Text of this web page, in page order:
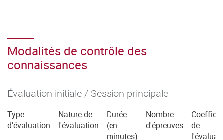
Modalités de contrôle des
connaissances
Évaluation initiale / Session principale
Type
d'évaluation
Nature de
l'évaluation
Durée
(en
minutes)
Nombre
d'épreuves
de